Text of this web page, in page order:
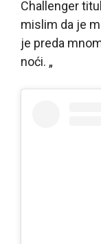
Challenger
mislim da je
je preda
noći. „